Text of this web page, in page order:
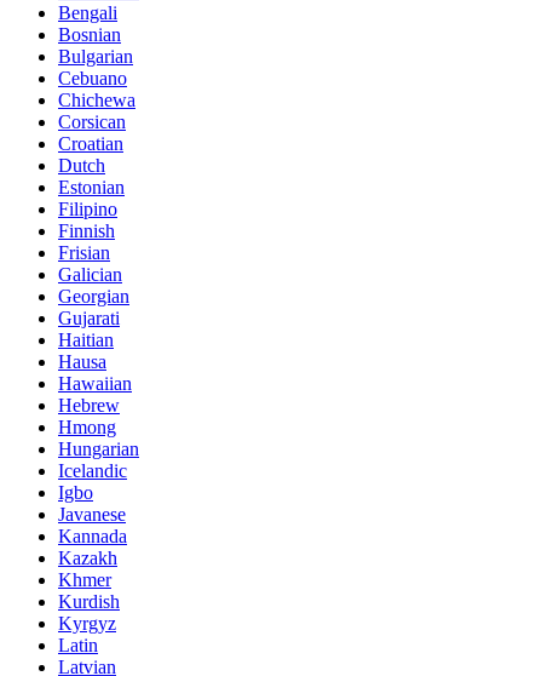
Bengali
Bosnian
Bulgarian
Cebuano
Chichewa
Corsican
Croatian
Dutch
Estonian
Filipino
Finnish
Frisian
Galician
Georgian
Gujarati
Haitian
Hausa
Hawaiian
Hebrew
Hmong
Hungarian
Icelandic
Igbo
Javanese
Kannada
Kazakh
Khmer
Kurdish
Kyrgyz
Latin
Latvian